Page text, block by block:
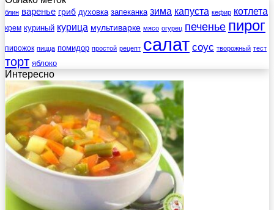
блин варенье гриб духовка запеканка зима капуста кефир котлета
крем куриный курица мультиварке мясо огурец печенье пирог
пирожок пицца помидор простой рецепт салат соус творожный тест
торт яблоко
Интересно